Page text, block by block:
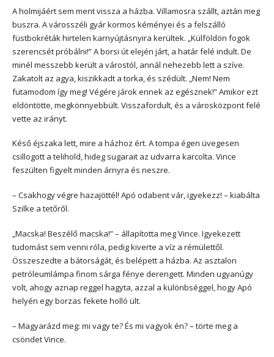
A holmijáért sem ment vissza a házba. Villamosra szállt, aztán meg
buszra. A városszéli gyár kormos kéményei és a felszálló
füstbokréták hirtelen karnyújtásnyira kerültek. „Külföldön fogok
szerencsét próbálni!” A borsi út elején járt, a határ felé indult. De
minél messzebb került a várostól, annál nehezebb lett a szíve.
Zakatolt az agya, kiszikkadt a torka, és szédült. „Nem! Nem
futamodom így meg! Végére járok ennek az egésznek!” Amikor ezt
eldöntötte, megkönnyebbült. Visszafordult, és a városközpont felé
vette az irányt.
Késő éjszaka lett, mire a házhoz ért. A tompa égen üvegesen
csillogott a telihold, hideg sugarait az udvarra karcolta. Vince
feszülten figyelt minden árnyra és neszre.
– Csakhogy végre hazajöttél! Apó odabent vár, igyekezz! – kiabálta
Szilke a tetőről.
„Macska! Beszélő macska!” – állapította meg Vince. Igyekezett
tudomást sem venni róla, pedig kiverte a víz a rémülettől.
Összeszedte a bátorságát, és belépett a házba. Az asztalon
petróleumlámpa finom sárga fénye derengett. Minden ugyanúgy
volt, ahogy aznap reggel hagyta, azzal a különbséggel, hogy Apó
helyén egy borzas fekete holló ült.
– Magyarázd meg: mi vagy te? És mi vagyok én? – törte meg a
csöndet Vince.